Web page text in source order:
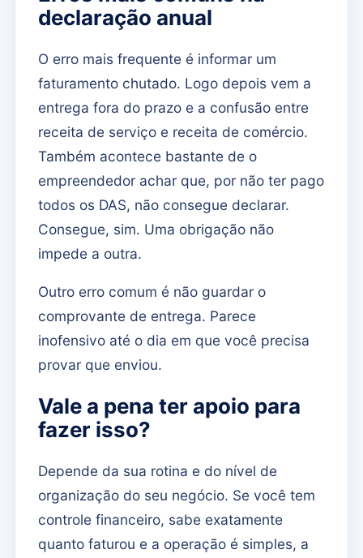
declaração anual
O erro mais frequente é informar um
faturamento chutado. Logo depois vem a
entrega fora do prazo e a confusão entre
receita de serviço e receita de comércio.
Também acontece bastante de o
empreendedor achar que, por não ter pago
todos os DAS, não consegue declarar.
Consegue, sim. Uma obrigação não
impede a outra.
Outro erro comum é não guardar o
comprovante de entrega. Parece
inofensivo até o dia em que você precisa
provar que enviou.
Vale a pena ter apoio para
fazer isso?
Depende da sua rotina e do nível de
organização do seu negócio. Se você tem
controle financeiro, sabe exatamente
quanto faturou e a operação é simples, a